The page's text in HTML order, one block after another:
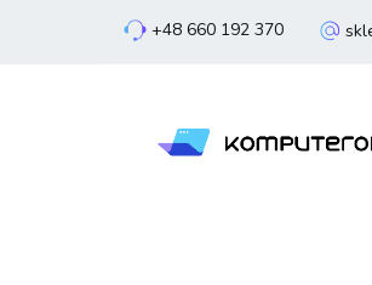
+48 660 192 370